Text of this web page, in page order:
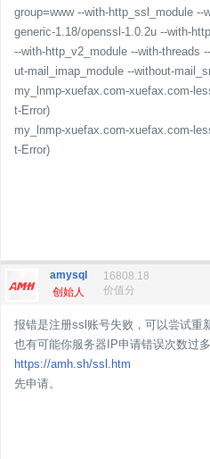
group=www --with-http_ssl_module
generic-1.18/openssl-1.0.2u --with-
--with-http_v2_module --with-threads
ut-mail_imap_module --without-
my_lnmp-xuefax.com-xuefax.com-
t-Error)
my_lnmp-xuefax.com-xuefax.com-
t-Error)
amysql
创始人
16808.18
价值分
报错是注册ssl账号失败，可以尝试重
也有可能你服务器IP申请错误次数过
https://amh.sh/ssl.htm
先申请。